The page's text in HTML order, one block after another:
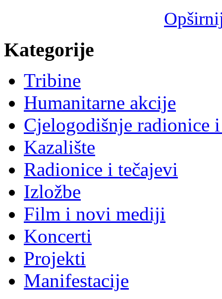
Kategorije
Tribine
Humanitarne akcije
Cjelogodišnje radionice
Kazalište
Radionice i tečajevi
Izložbe
Film i novi mediji
Koncerti
Projekti
Manifestacije